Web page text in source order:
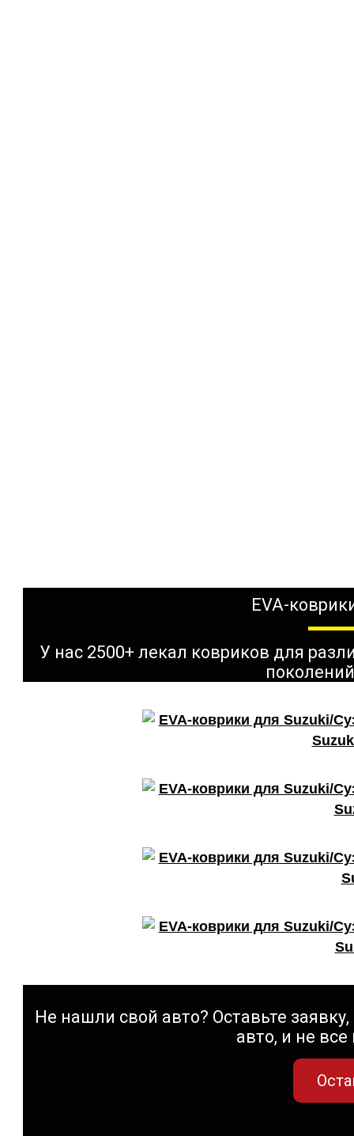
EVA-
У нас 2500+ лекал ковриков для
Не нашли свой авто? Оставьте
авто, и не все